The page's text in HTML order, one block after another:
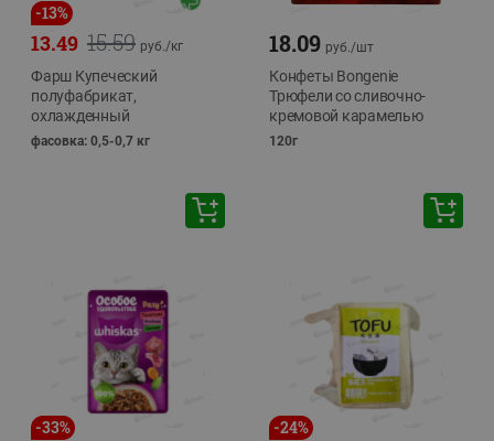
-13%
15.59
13.49 руб./кг
Фарш Купеческий
полуфабрикат,
охлажденный
фасовка: 0,5-0,7 кг
18.09 руб./шт
Конфеты Bongenie
Трюфели со сливочно-
кремовой карамелью
120г
-33% -24%